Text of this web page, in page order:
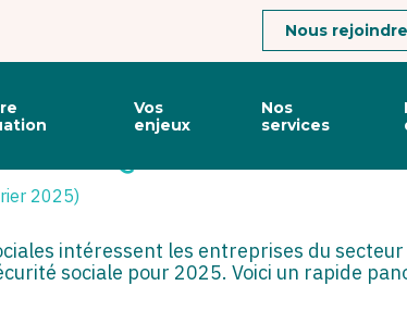
Nous rejoindre
Vos
enjeux
Nos
services
2025)
intéressent les entreprises du
sociale pour 2025. Voici un rapide